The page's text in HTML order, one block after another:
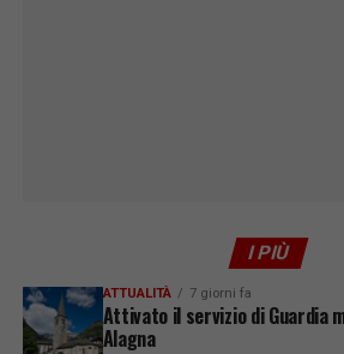
I PIÙ
ATTUALITÀ 7 giorni fa
Attivato il servizio di Guardia
Alagna